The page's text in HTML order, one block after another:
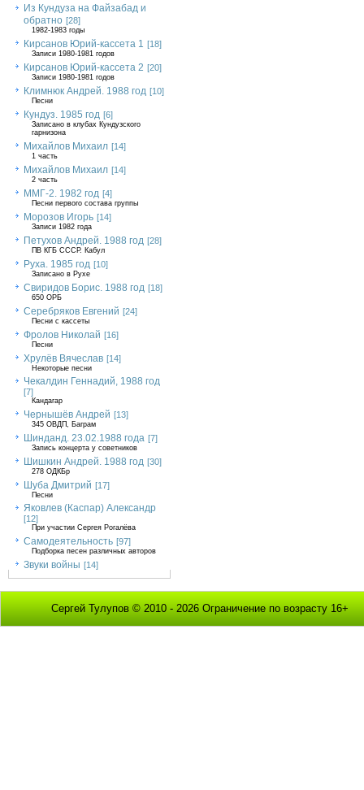
Из Кундуза на Файзабад и
обратно [28]
1982-1983 годы
Кирсанов Юрий-кассета 1 [18]
Записи 1980-1981 годов
Кирсанов Юрий-кассета 2 [20]
Записи 1980-1981 годов
Климнюк Андрей. 1988 год [10]
Песни
Кундуз. 1985 год [6]
Записано в клубах Кундузского
гарнизона
Михайлов Михаил [14]
1 часть
Михайлов Михаил [14]
2 часть
ММГ-2. 1982 год [4]
Песни первого состава группы
Морозов Игорь [14]
Записи 1982 года
Петухов Андрей. 1988 год [28]
ПВ КГБ СССР. Кабул
Руха. 1985 год [10]
Записано в Рухе
Свиридов Борис. 1988 год [18]
650 ОРБ
Серебряков Евгений [24]
Песни с кассеты
Фролов Николай [16]
Песни
Хрулёв Вячеслав [14]
Некоторые песни
Чекалдин Геннадий, 1988 год
[7]
Кандагар
Чернышёв Андрей [13]
345 ОВДП, Баграм
Шинданд. 23.02.1988 года [7]
Запись концерта у советников
Шишкин Андрей. 1988 год [30]
278 ОДКБр
Шуба Дмитрий [17]
Песни
Яковлев (Каспар) Александр
[12]
При участии Сергея Рогалёва
Самодеятельность [97]
Подборка песен различных авторов
Звуки войны [14]
Сергей Тулупов © 2010 - 2026 Ограничение по возрасту 16+